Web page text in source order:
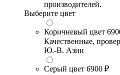
производителей.
Выберите цвет
Коричневый цвет
Качественные,
Ю.-В. Азии
Серый цвет 6900 ₽